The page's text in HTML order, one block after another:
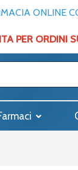
ONLINE
PER ORDINI